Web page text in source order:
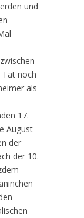
und
Tat noch
als
17.
August
der
der 10.